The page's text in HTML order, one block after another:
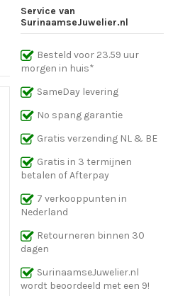
Service van
SurinaamseJuwelier.nl
Besteld voor 23.59 uur
morgen in huis*
SameDay levering
No spang garantie
Gratis verzending NL & BE
Gratis in 3 termijnen
betalen of Afterpay
7 verkooppunten in
Nederland
Retourneren binnen 30
dagen
SurinaamseJuwelier.nl
wordt beoordeeld met een 9!